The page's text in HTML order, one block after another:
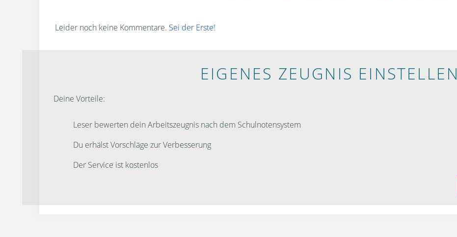
Leider noch keine Kommentare. Sei der Erste!
EIGENES ZEUGNIS EINSTELLEN
Deine Vorteile:
Leser bewerten dein Arbeitszeugnis nach dem Schulnotensystem
Du erhälst Vorschläge zur Verbesserung
Der Service ist kostenlos